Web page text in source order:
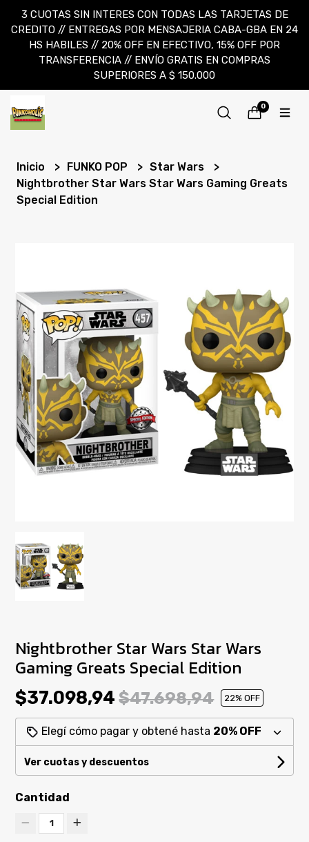
3 CUOTAS SIN INTERES CON TODAS LAS TARJETAS DE
CREDITO // ENTREGAS POR MENSAJERIA CABA-GBA EN 24
HS HABILES // 20% OFF EN EFECTIVO, 15% OFF POR
TRANSFERENCIA // ENVÍO GRATIS EN COMPRAS
SUPERIORES A $ 150.000
0
Inicio FUNKO POP
Star Wars
Nightbrother Star Wars Star Wars Gaming Greats
Special Edition
Nightbrother Star Wars Star Wars
Gaming Greats Special Edition
$37.098,94$47.698,94 22% OFF
Elegí cómo pagar y obtené hasta 20% OFF
Ver cuotas y descuentos
Cantidad
1